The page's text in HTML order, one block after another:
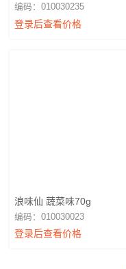
编码：010030235
登录后查看价格
浪味仙 蔬菜味70g
编码：010030023
登录后查看价格